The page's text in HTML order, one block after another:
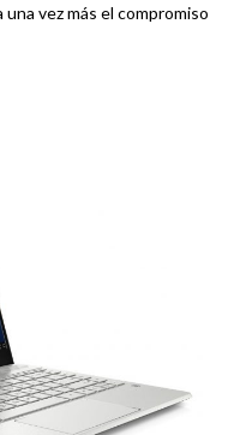
vez más el compromiso